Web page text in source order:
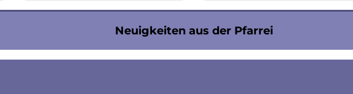
Neuigkeiten aus der Pfarrei